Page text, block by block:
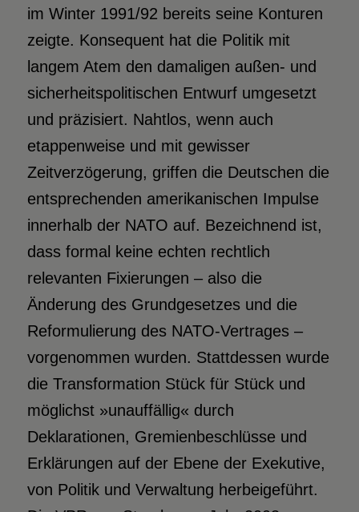
im Winter 1991/92 bereits seine Konturen
zeigte. Konsequent hat die Politik mit
langem Atem den damaligen außen- und
sicherheitspolitischen Entwurf umgesetzt
und präzisiert. Nahtlos, wenn auch
etappenweise und mit gewisser
Zeitverzögerung, griffen die Deutschen die
entsprechenden amerikanischen Impulse
innerhalb der NATO auf. Bezeichnend ist,
dass formal keine echten rechtlich
relevanten Fixierungen – also die
Änderung des Grundgesetzes und die
Reformulierung des NATO-Vertrages –
vorgenommen wurden. Stattdessen wurde
die Transformation Stück für Stück und
möglichst »unauffällig« durch
Deklarationen, Gremienbeschlüsse und
Erklärungen auf der Ebene der Exekutive,
von Politik und Verwaltung herbeigeführt.